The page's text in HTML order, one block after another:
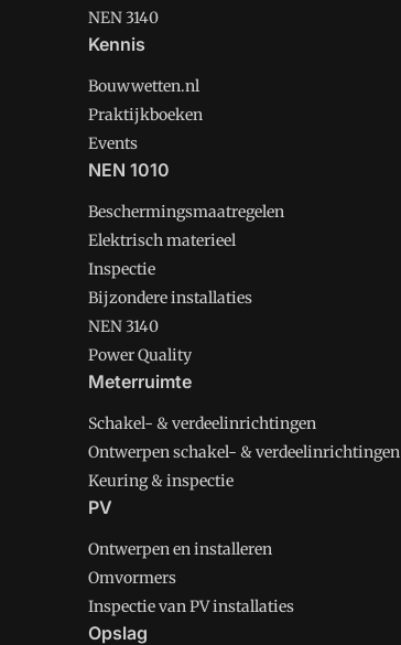
NEN 3140
Kennis
Bouwwetten.nl
Praktijkboeken
Events
NEN 1010
Beschermingsmaatregelen
Elektrisch materieel
Inspectie
Bijzondere installaties
NEN 3140
Power Quality
Meterruimte
Schakel- & verdeelinrichtingen
Ontwerpen schakel- & verdeelinrichtingen
Keuring & inspectie
PV
Ontwerpen en installeren
Omvormers
Inspectie van PV installaties
Opslag